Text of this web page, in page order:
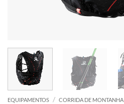
EQUIPAMENTOS / CORRIDA DE MONTANHA